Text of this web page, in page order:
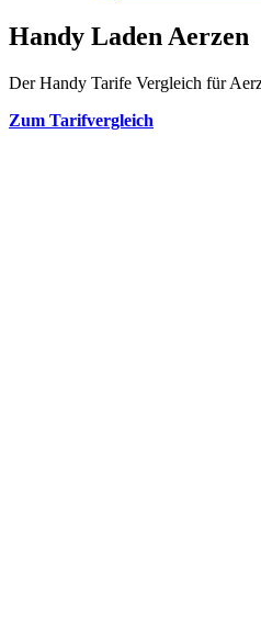
Handy Laden Aerzen
Der Handy Tarife Vergleich für
Zum Tarifvergleich